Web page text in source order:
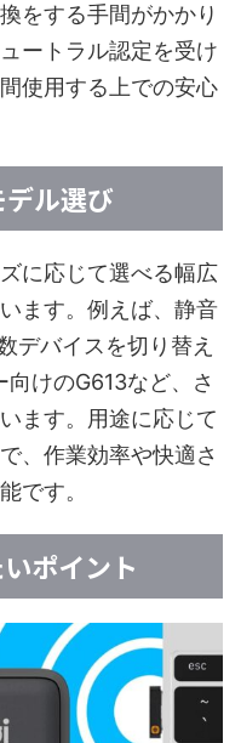
をする手間がかかり
ートラル認定を受け
使用する上での安心
ル選び
に応じて選べる幅広
ます。例えば、静音
デバイスを切り替え
けのG613など、さ
ます。用途に応じて
、作業効率や快適さ
です。
ポイント